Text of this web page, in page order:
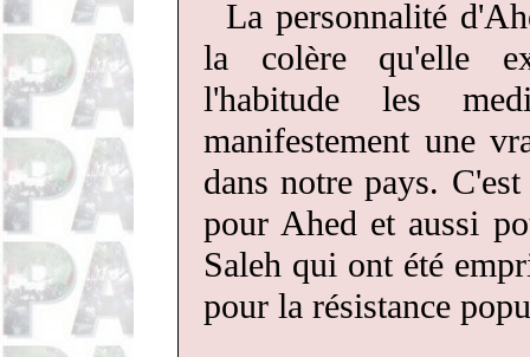
La personnalité
la colère qu'elle
l'habitude les
manifestement une
dans notre pays.
pour Ahed et aussi
Saleh qui ont été
pour la résistance